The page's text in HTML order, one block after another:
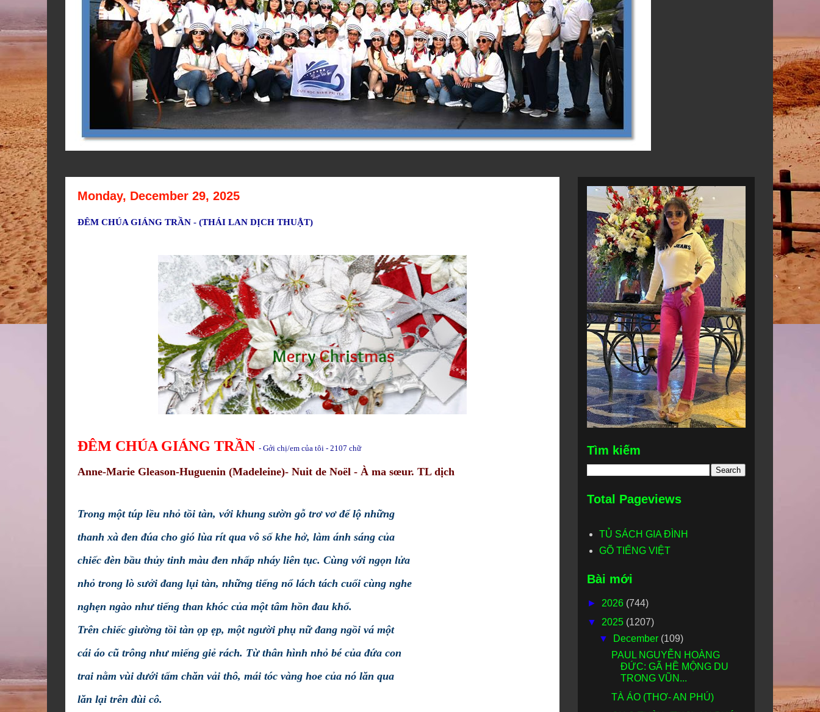
Monday, December 29, 2025
ĐÊM CHÚA GIÁNG TRẦN - (THÁI LAN DỊCH THUẬT)
ĐÊM CHÚA GIÁNG TRẦN - Gởi chị/em của tôi - 2107 chữ
Anne-Marie Gleason-Huguenin (Madeleine)- Nuit de Noël - À ma sœur. TL dịch
Trong một túp lều nhỏ tồi tàn, với khung sườn gỗ trơ vơ để lộ những
thanh xà đen đúa cho gió lùa rít qua vô số khe hở, làm ánh sáng của
chiếc đèn bầu thủy tinh màu đen nhấp nháy liên tục. Cùng với ngọn lửa
nhỏ trong lò sưởi đang lụi tàn, những tiếng nổ lách tách cuối cùng nghe
nghẹn ngào như tiếng than khóc của một tâm hồn đau khổ.
Trên chiếc giường tồi tàn ọp ẹp, một người phụ nữ đang ngồi vá một
cái áo cũ trông như miếng giẻ rách. Từ thân hình nhỏ bé của đứa con
trai nằm vùi dưới tấm chăn vải thô, mái tóc vàng hoe của nó lăn qua
lăn lại trên đùi cô.
Tìm kiếm
Total Pageviews
TỦ SÁCH GIA ĐÌNH
GÕ TIẾNG VIỆT
Bài mới
► 2026 (744)
▼ 2025 (1207)
▼
December (109)
PAUL NGUYỄN HOÀNG
ĐỨC: GÃ HỀ MỘNG DU
TRONG VŨN...
TÀ ÁO (THƠ- AN PHÚ)